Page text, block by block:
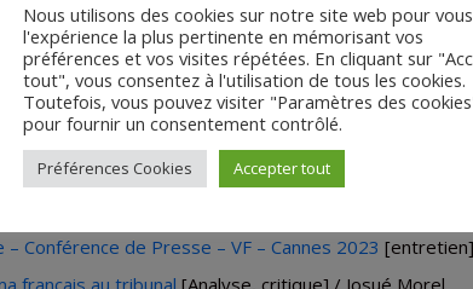
Ressources en ligne
– Conférence de Presse – VF – Cannes 2023 [entretien]
Nous utilisons des cookies sur notre site web pour
l'expérience la plus pertinente en mémorisant vos
préférences et vos visites répétées. En cliquant sur
tout", vous consentez à l'utilisation de tous les cookies.
Toutefois, vous pouvez visiter "Paramètres des
pour fournir un consentement contrôlé.
Préférences Cookies Accepter tout